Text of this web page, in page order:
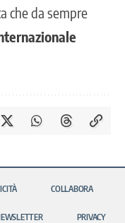
che da sempre
COLLABORA
PRIVACY